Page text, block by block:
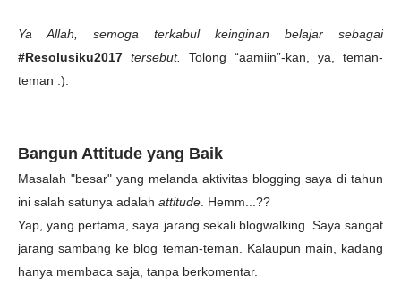
Ya Allah, semoga terkabul keinginan belajar sebagai
#Resolusiku2017 tersebut. Tolong “aamiin”-kan, ya, teman-
teman :).
Bangun Attitude yang Baik
Masalah "besar" yang melanda aktivitas blogging saya di tahun
ini salah satunya adalah attitude . Hemm...??
Yap, yang pertama, saya jarang sekali blogwalking. Saya sangat
jarang sambang ke blog teman-teman. Kalaupun main, kadang
hanya membaca saja, tanpa berkomentar.